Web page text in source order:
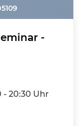
-
- 20:30 Uhr